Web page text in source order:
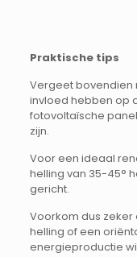
Praktische tips
Vergeet bovendien
invloed hebben op
fotovoltaïsche
zijn.
Voor een ideaal
helling van 35-45°
gericht.
Voorkom dus
helling of een
energieproductie